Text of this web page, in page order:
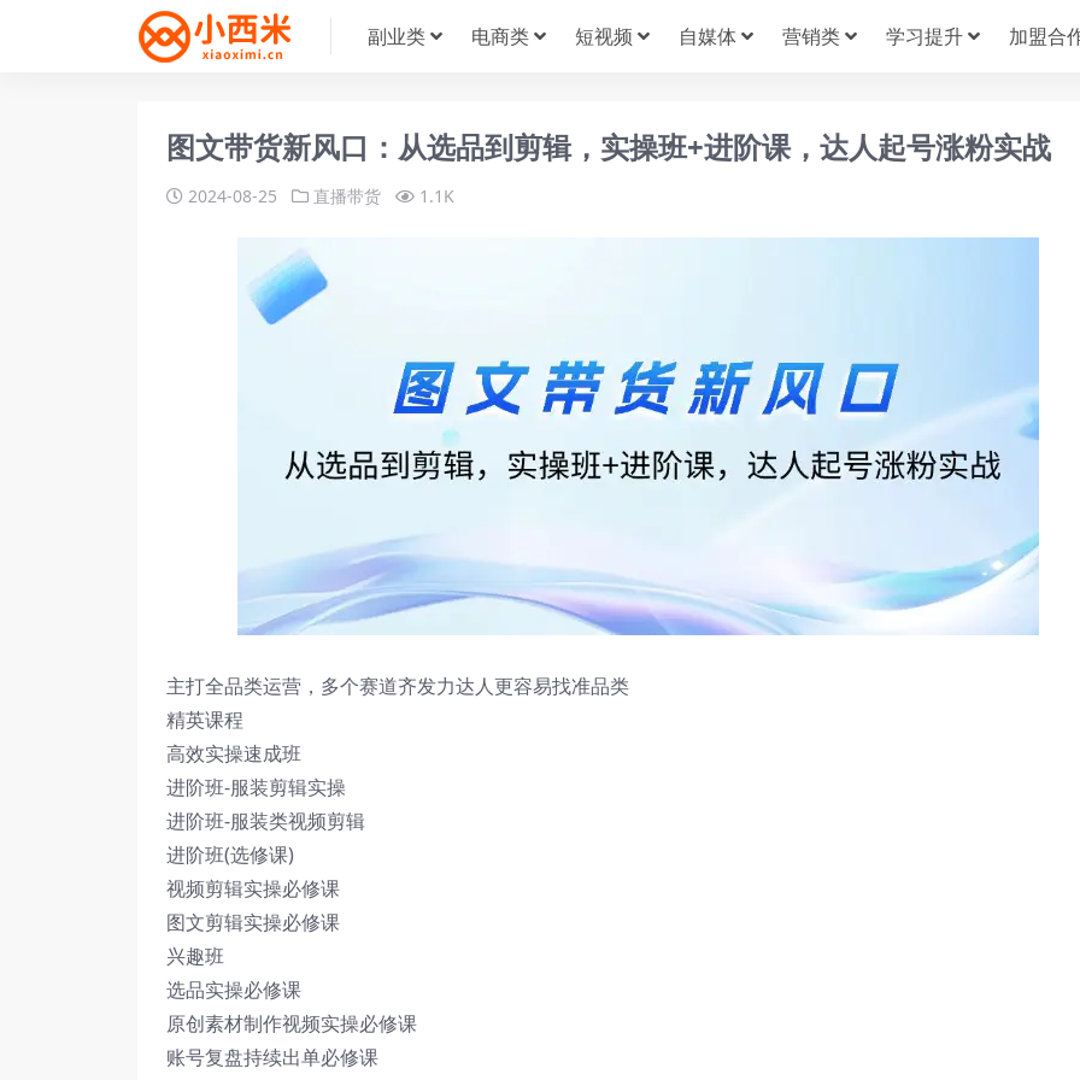
副业类 电商类 短视频 自媒体 营销类 学习提升 加盟合
图文带货新风口：从选品到剪辑，实操班+进阶课，达人起号涨粉实战
2024-08-25 直播带货 1.1K
主打全品类运营，多个赛道齐发力达人更容易找准品类
精英课程
高效实操速成班
进阶班-服装剪辑实操
进阶班-服装类视频剪辑
进阶班(选修课)
视频剪辑实操必修课
图文剪辑实操必修课
兴趣班
选品实操必修课
原创素材制作视频实操必修课
账号复盘持续出单必修课